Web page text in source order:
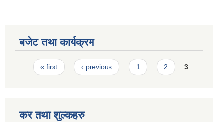
बजेट तथा कार्यक्रम
Pages
« first ‹ previous 1 2 3
कर तथा शुल्कहरु